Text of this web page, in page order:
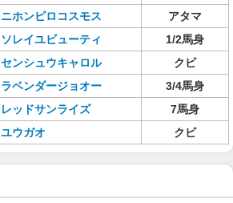
ニホンピロコスモス
アタマ
ソレイユビューティ
1/2馬身
センシュウキャロル
クビ
ラベンダージョオー
3/4馬身
レッドサンライズ
7馬身
ユウガオ クビ